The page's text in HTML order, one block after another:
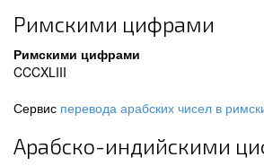
Римскими цифрами
Римскими цифрами
CCCXLIII
Сервис перевода арабских чисел в
Арабско-индийскими